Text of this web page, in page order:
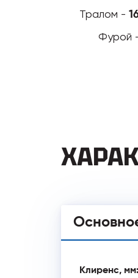
Тралом -
Фурой
Клиренс, мм: